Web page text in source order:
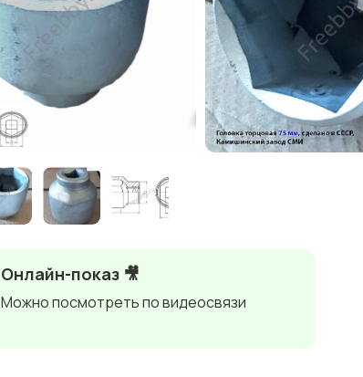
Онлайн-показ 🎥
Можно посмотреть по видеосвязи